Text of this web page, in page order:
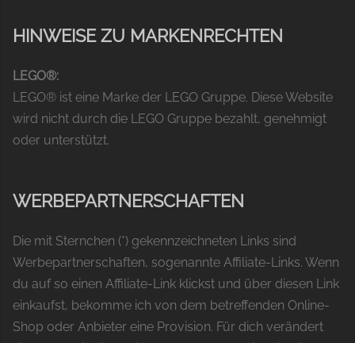
HINWEISE ZU MARKENRECHTEN
LEGO®:
LEGO® ist eine Marke der LEGO Gruppe. Diese Website
wird nicht durch die LEGO Gruppe bezahlt, genehmigt
oder unterstützt.
WERBEPARTNERSCHAFTEN
Die mit Sternchen (*) gekennzeichneten Links sind
Werbepartnerschaften, sogenannte Affiliate-Links. Wenn
du auf so einen Affiliate-Link klickst und über diesen Link
einkaufst, bekomme ich von dem betreffenden Online-
Shop oder Anbieter eine Provision. Für dich verändert